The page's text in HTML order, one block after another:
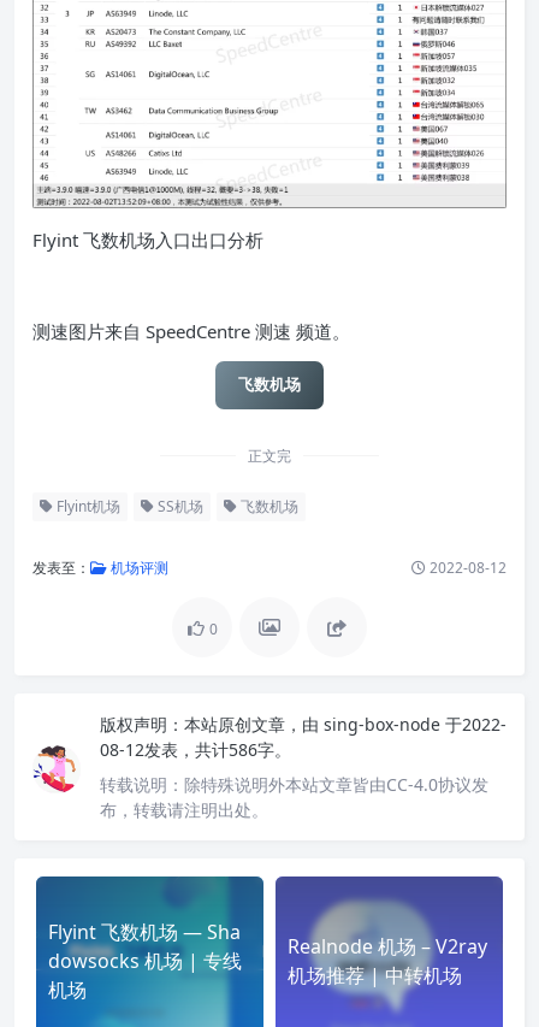
Flyint 飞数机场入口出口分析
测速图片来自 SpeedCentre 测速 频道。
飞数机场
正文完
Flyint机场 SS机场 飞数机场
发表至： 机场评测 2022-08-12
0
版权声明： 本站原创文章，由 sing-box-node 于2022-
08-12发表，共计586字。
转载说明： 除特殊说明外本站文章皆由CC-4.0协议发
布，转载请注明出处。
Flyint 飞数机场 — Sha
dowsocks 机场 | 专线
机场
Realnode 机场 – V2ray
机场推荐 | 中转机场